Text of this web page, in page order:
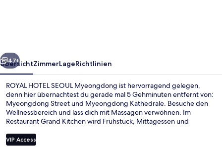
Weiter
47+
ÜbersichtZimmerLageRichtlinien
ROYAL HOTEL SEOUL Myeongdong ist hervorragend gelegen,
denn hier übernachtest du gerade mal 5 Gehminuten entfernt von:
Myeongdong Street und Myeongdong Kathedrale. Besuche den
Wellnessbereich und lass dich mit Massagen verwöhnen. Im
Restaurant Grand Kitchen wird Frühstück, Mittagessen und
Hotels im luxuriösen Stil gehören Fitnessmöglichkeiten, eine
Snackbar und ein Garten. Andere Reisende schätzen die fußläufige
VIP Access